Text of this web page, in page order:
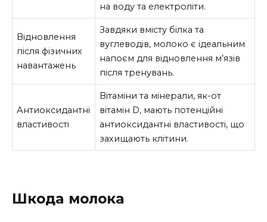
на воду та електроліти.
Відновлення
після фізичних
навантажень
Завдяки вмісту білка та
вуглеводів, молоко є ідеальним
напоєм для відновлення м’язів
після тренувань.
Антиоксидантні
властивості
Вітаміни та мінерали, як-от
вітамін D, мають потенційні
антиоксидантні властивості, що
захищають клітини.
Шкодa молока